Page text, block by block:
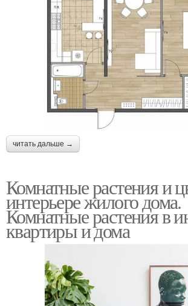
читать дальше →
Комнатные растения и
интерьере жилого дома.
Комнатные растения в
квартиры и дома